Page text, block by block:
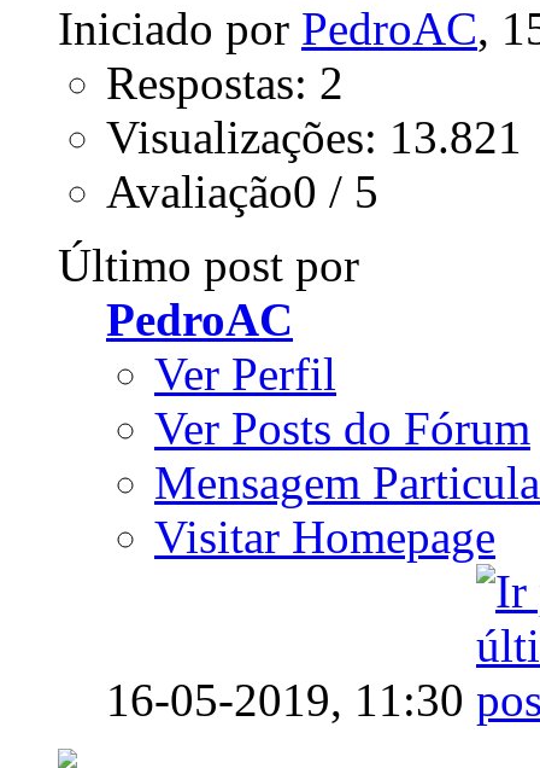
Iniciado por PedroAC,
Respostas: 2
Visualizações: 13.821
Avaliação0 / 5
Último post por
PedroAC
Ver Perfil
Ver Posts do Fórum
Mensagem
Visitar Homepage
16-05-2019, 11:30